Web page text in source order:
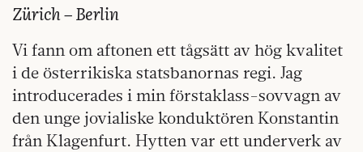
Zürich – Berlin
Vi fann om aftonen ett tågsätt av hög kvalitet
i de österrikiska statsbanornas regi. Jag
introducerades i min förstaklass-sovvagn av
den unge jovialiske konduktören Konstantin
från Klagenfurt. Hytten var ett underverk av